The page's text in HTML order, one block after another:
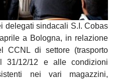
delegati sindacali S.I. Cobas
a Bologna, in relazione
CCNL di settore (trasporto
31/12/12 e alle condizioni
nei vari magazzini,